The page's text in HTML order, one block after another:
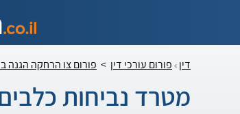
דין פורום עורכי דין > פורום צו הרחקה
מטרד נביחות